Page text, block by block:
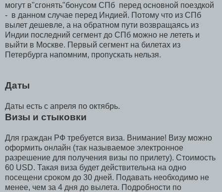
могут в"сгонять"бонусом СПб перед основной поездкой
- в данном случае перед Индией. Потому что из СПб
вылет дешевле, а на обратном пути возвращаясь из
Индии последний сегмент до СПб можно не лететь и
выйти в Москве. Первый сегмент на билетах из
Петербурга напомним, пропускать нельзя.
Даты
Даты есть с апреля по октябрь.
Визы и стыковки
Для граждан РФ требуется виза. Внимание! Визу можно
оформить онлайн (так называемое электронное
разрешение для получения визы по прилету). Стоимость
60 USD. Такая виза будет действительна на одно
посещени сроком до 30 дней. Подавать необходимо не
менее, чем за 4 дня до вылета. Подробности по